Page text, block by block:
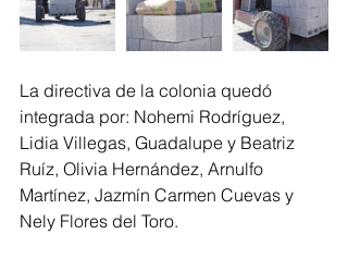
La directiva de la colonia quedó
integrada por: Nohemi Rodríguez,
Lidia Villegas, Guadalupe y Beatriz
Ruíz, Olivia Hernández, Arnulfo
Martínez, Jazmín Carmen Cuevas y
Nely Flores del Toro.